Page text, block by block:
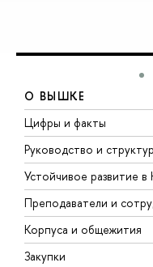
О ВЫШКЕ
Цифры и факты
Руководство и
Устойчивое развитие
Преподаватели и
Корпуса и общежития
Закупки